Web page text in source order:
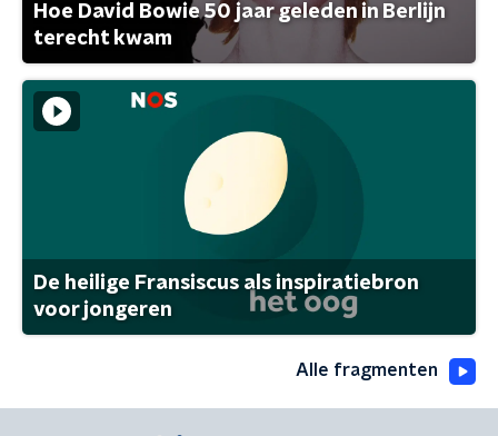
Hoe David Bowie 50 jaar geleden in Berlijn
terecht kwam
De heilige Fransiscus als inspiratiebron
voor jongeren
Alle fragmenten